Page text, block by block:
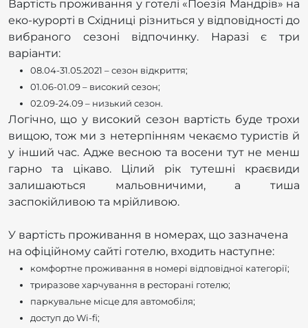
Вартість проживання у готелі «Поезія Мандрів» на
еко-курорті в Східниці різниться у відповідності до
вибраного сезоні відпочинку. Наразі є три
варіанти:
08.04-31.05.2021 – сезон відкриття;
01.06-01.09 – високий сезон;
02.09-24.09 – низький сезон.
Логічно, що у високий сезон вартість буде трохи
вищою, тож ми з нетерпінням чекаємо туристів й
у інший час. Адже весною та восени тут не менш
гарно та цікаво. Цілий рік тутешні краєвиди
залишаються мальовничими, а тиша
заспокійливою та мрійливою.
У вартість проживання в номерах, що зазначена
на офіційному сайті готелю, входить наступне:
комфортне проживання в номері відповідної категорії;
триразове харчування в ресторані готелю;
паркувальне місце для автомобіля;
доступ до Wi-fi;